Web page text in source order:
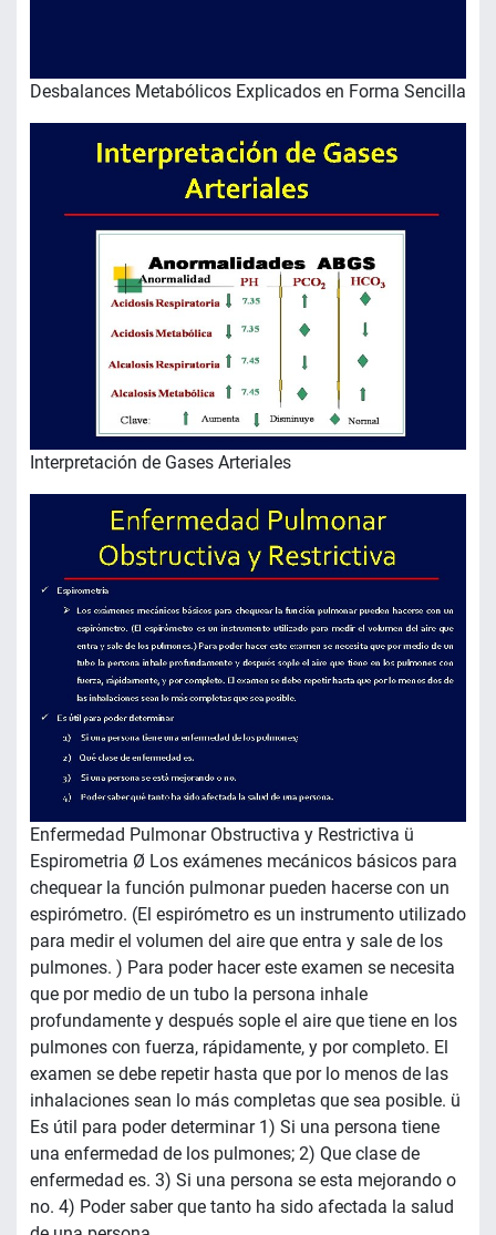
Desbalances Metabólicos Explicados en Forma Sencilla
Interpretación de Gases Arteriales
Enfermedad Pulmonar Obstructiva y Restrictiva ü
Espirometria Ø Los exámenes mecánicos básicos para
chequear la función pulmonar pueden hacerse con un
espirómetro. (El espirómetro es un instrumento utilizado
para medir el volumen del aire que entra y sale de los
pulmones. ) Para poder hacer este examen se necesita
que por medio de un tubo la persona inhale
profundamente y después sople el aire que tiene en los
pulmones con fuerza, rápidamente, y por completo. El
examen se debe repetir hasta que por lo menos de las
inhalaciones sean lo más completas que sea posible. ü
Es útil para poder determinar 1) Si una persona tiene
una enfermedad de los pulmones; 2) Que clase de
enfermedad es. 3) Si una persona se esta mejorando o
no. 4) Poder saber que tanto ha sido afectada la salud